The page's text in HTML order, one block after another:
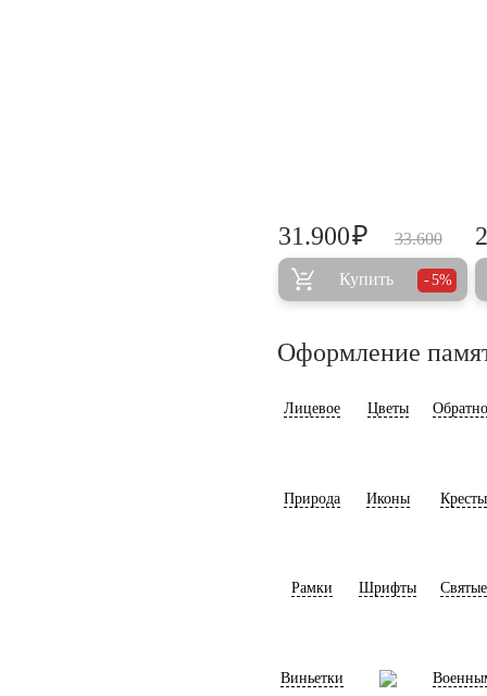
33.600
31.900₽
Купить 5%
Оформление
Лицевое Цветы
Природа Иконы Кресты
Рамки Шрифты Святые
Виньетки